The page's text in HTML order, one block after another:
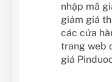
nhập mã
giảm giá
các cửa
trang web
giá